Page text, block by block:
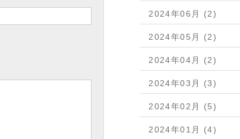
2024年06月 (2)
2024年05月 (2)
2024年04月 (2)
2024年03月 (3)
2024年02月 (5)
2024年01月 (4)